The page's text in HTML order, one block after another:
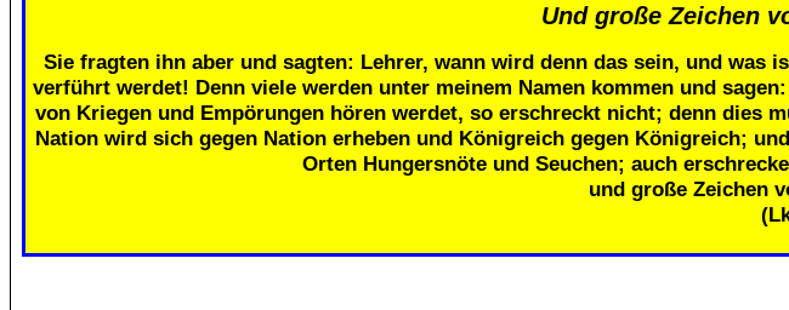
Und große Zeichen
Sie fragten ihn aber und sagten: Lehrer, wann wird denn das sein, und was
verführt werdet! Denn viele werden unter meinem Namen kommen und
von Kriegen und Empörungen hören werdet, so erschreckt nicht; denn dies
Nation wird sich gegen Nation erheben und Königreich gegen Königreich;
Orten Hungersnöte und Seuchen; auch
und große Zeichen